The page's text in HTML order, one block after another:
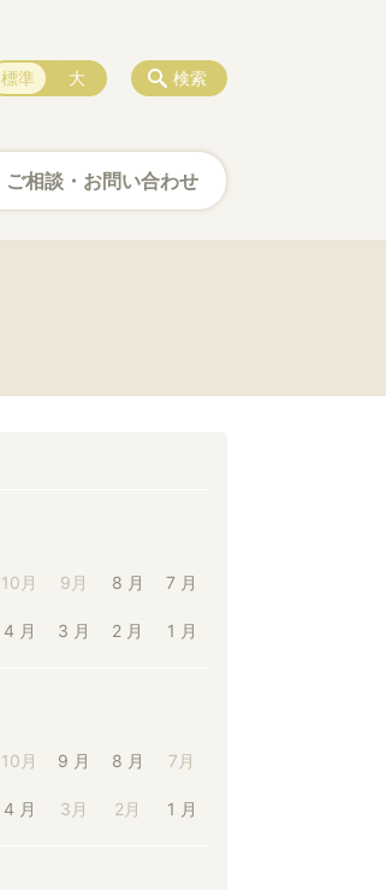
ご相談・お問い合わせ
検索
標準 大
10月 9月 8 月 7 月
4 月 3 月 2 月 1 月
10月 9 月 8 月 7月
4 月 3月 2月 1 月